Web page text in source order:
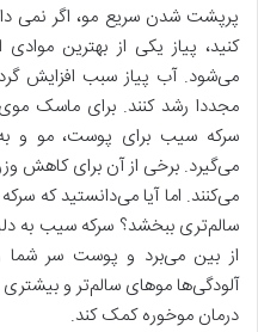
پرپشت شدن سریع مو، اگر نمی
کنید، پیاز یکی از بهترین
می‌شود. آب پیاز سبب افزایش
مجددا رشد کنند. برای ماسک موی
سرکه سیب برای پوست، مو و به
می‌گیرد. برخی از آن برای کاهش
می‌کنند. اما آیا می‌دانستید که
سالم‌تری ببخشد؟ سرکه سیب به
از بین می‌برد و پوست سر شما
آلودگی‌ها موهای سالم‌تر و
درمان موخوره کمک کند.